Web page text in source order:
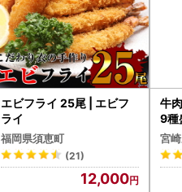
エビフライ 25尾 | エビフ
ライ
福岡県須恵町
(21)
12,000
牛
9種
-
シ!!
宮